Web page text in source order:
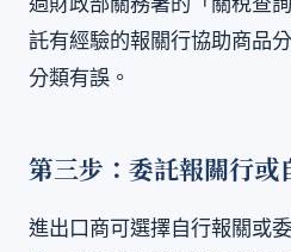
託有經驗的報關行協助商品
分類有誤。
第三步：委託報關行或
進出口商可選擇自行報關或